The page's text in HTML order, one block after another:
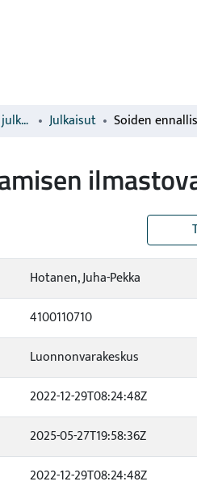
Luonnonvarakeskuksen julkaisut Julkaisut
Hotanen, Juha-Pekka
4100110710
Luonnonvarakeskus
2022-12-29T08:24:48Z
2025-05-27T19:58:36Z
2022-12-29T08:24:48Z